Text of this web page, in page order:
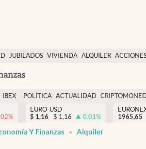
JUBILADOS VIVIENDA ALQUILER
USA
IBEX
EURO
POLÍTICA ACTUALIDAD
%
EURO-USD
$ 1,16 $ 1,16 0.01%
1965,65
Y Finanzas Alquiler